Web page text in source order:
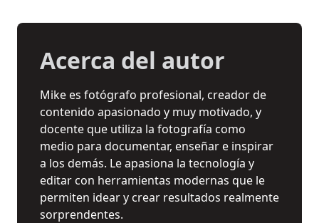
Acerca del autor
Mike es fotógrafo profesional, creador de
contenido apasionado y muy motivado, y
docente que utiliza la fotografía como
medio para documentar, enseñar e inspirar
a los demás. Le apasiona la tecnología y
editar con herramientas modernas que le
permiten idear y crear resultados realmente
sorprendentes.